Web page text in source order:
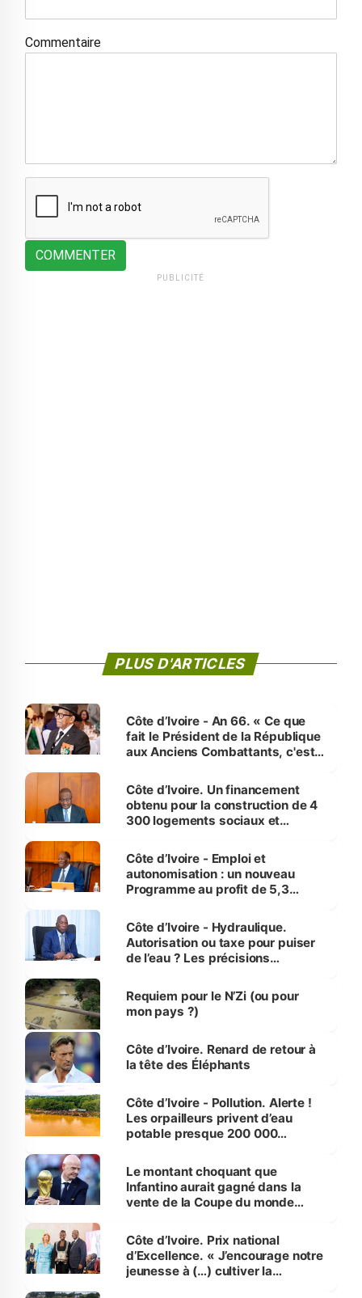
Commentaire
COMMENTER
PUBLICITÉ
PLUS D'ARTICLES
Côte d’Ivoire - An 66. « Ce que
fait le Président de la République
aux Anciens Combattants, c'est
Côte d’Ivoire. Un financement
obtenu pour la construction de 4
300 logements sociaux et
et Yamoussoukro
Côte d’Ivoire - Emploi et
autonomisation : un nouveau
Programme au profit de 5,3
Côte d’Ivoire - Hydraulique.
Autorisation ou taxe pour puiser
de l’eau ? Les précisions
Requiem pour le N’Zi (ou pour
mon pays ?)
Côte d’Ivoire. Renard de retour à
la tête des Éléphants
Côte d’Ivoire - Pollution. Alerte !
Les orpailleurs privent d’eau
potable presque 200 000
Le montant choquant que
Infantino aurait gagné dans la
vente de la Coupe du monde
Côte d’Ivoire. Prix national
d’Excellence. « J’encourage notre
jeunesse à (…) cultiver la